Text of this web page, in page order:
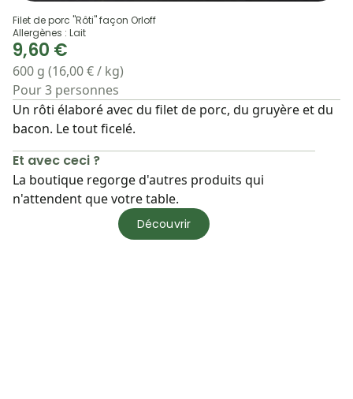
Filet de porc "Rôti" façon Orloff
Allergènes : Lait
9,60 €
600 g (16,00 € / kg)
Pour 3 personnes
Un rôti élaboré avec du filet de porc, du gruyère et du
bacon. Le tout ficelé.
Et avec ceci ?
La boutique regorge d'autres produits qui
n'attendent que votre table.
Découvrir